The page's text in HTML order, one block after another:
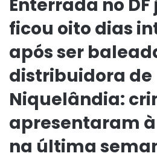
Enterrada no
ficou oito dias
após ser
distribuidora de
Niquelândia:
apresentaram
na última